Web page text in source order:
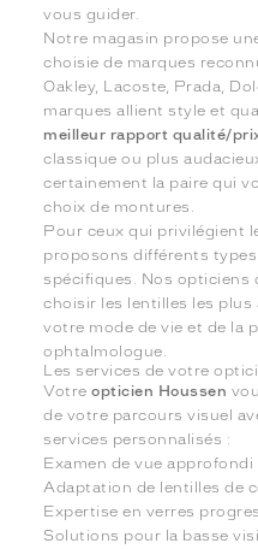
vous guider.
Notre magasin propose
choisie de marques
Oakley, Lacoste, Prada,
marques allient style et
meilleur rapport qualité/
classique ou plus
certainement la paire qui
choix de montures.
Pour ceux qui privilégient
proposons différents
spécifiques. Nos opticiens
choisir les lentilles les
votre mode de vie et de la
ophtalmologue.
Les services de votre
Votreopticien Houssen
de votre parcours visuel
services personnalisés :
Examen de vue approfondi
Adaptation de lentilles de
Expertise en verres
Solutions pour la basse